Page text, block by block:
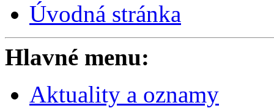
Úvodná stránka
Hlavné menu:
Aktuality a oznamy